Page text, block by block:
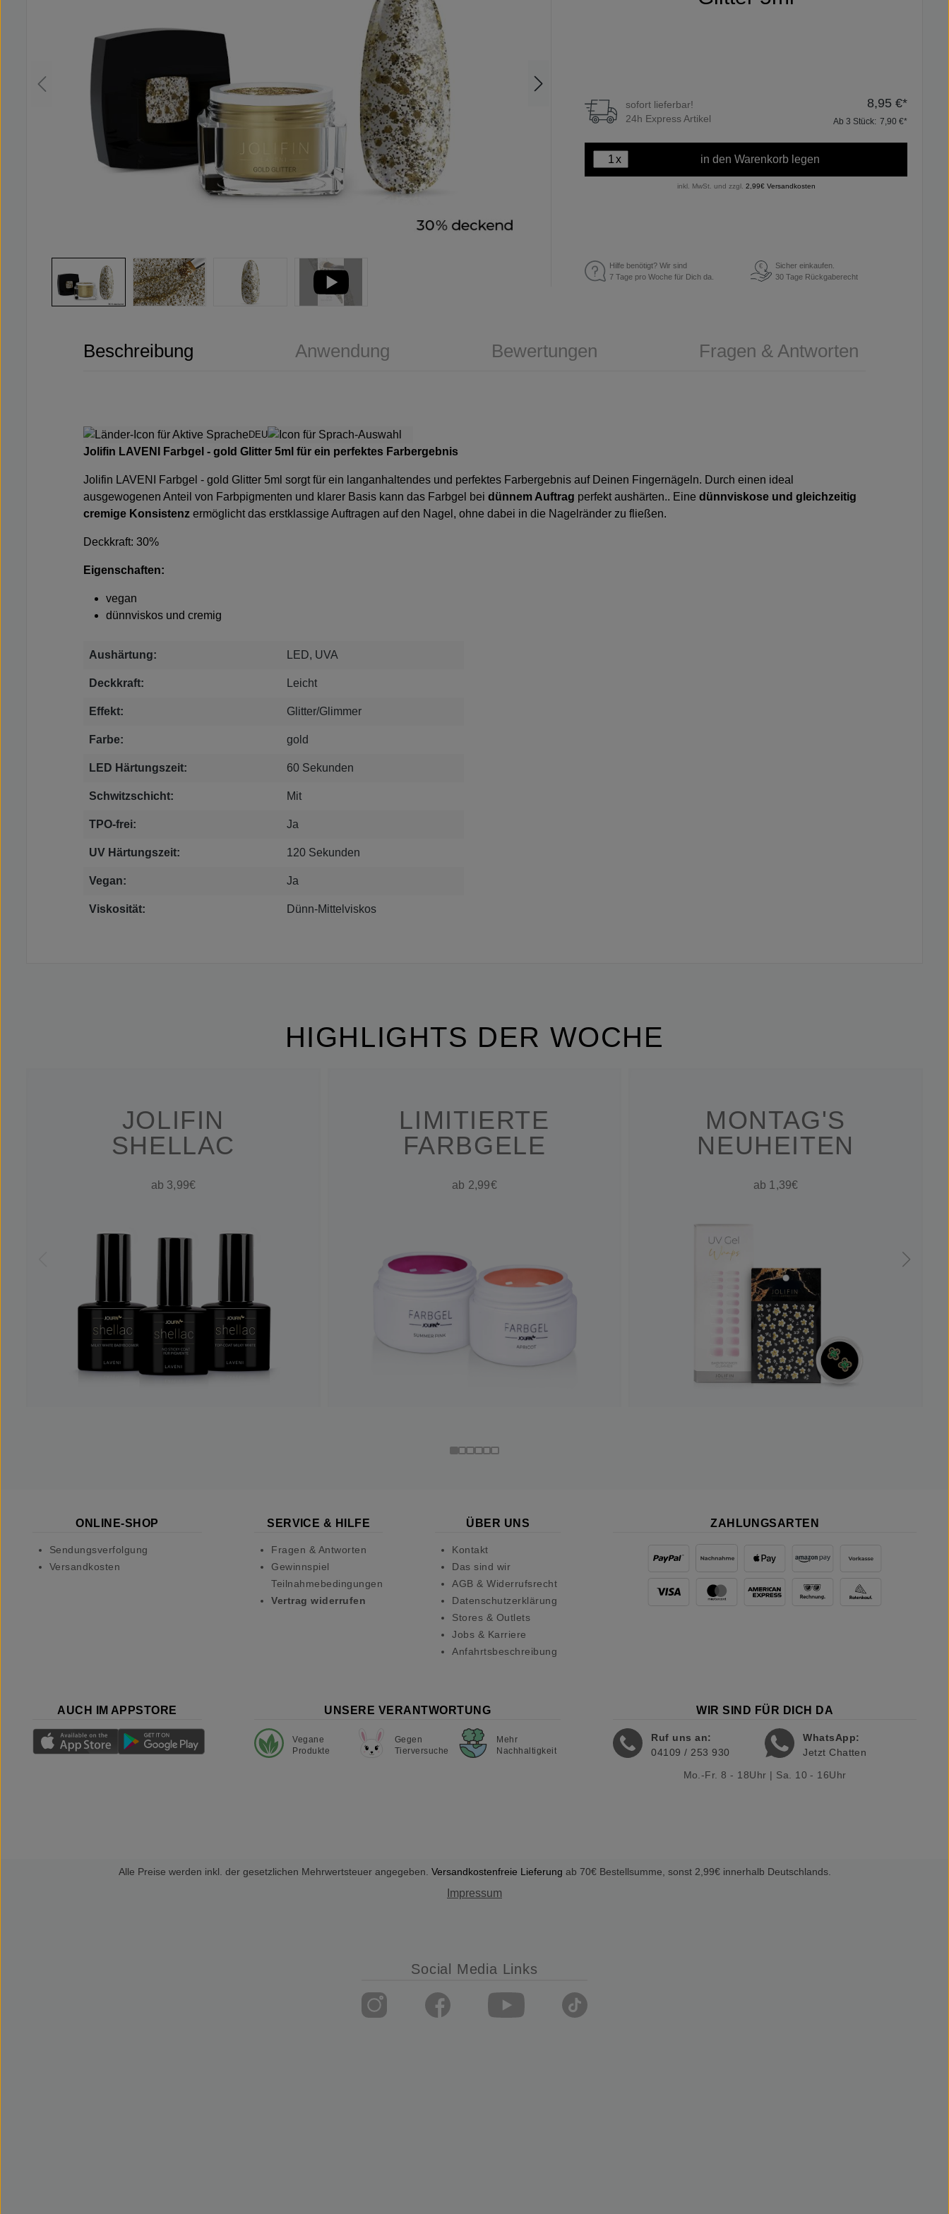
sofort lieferbar!
24h Express Artikel
8,95 €*
Ab 3 Stück: 7,90 €*
x in den Warenkorb legen
inkl. MwSt. und zzgl. 2,99€ Versandkosten
Hilfe benötigt? Wir sind
7 Tage pro Woche für Dich da.
€
Sicher einkaufen.
30 Tage Rückgaberecht
Beschreibung Anwendung Bewertungen Fragen & Antworten
DEU
Jolifin LAVENI Farbgel - gold Glitter 5ml für ein perfektes Farbergebnis
Jolifin LAVENI Farbgel - gold Glitter 5ml sorgt für ein langanhaltendes und perfektes Farbergebnis auf Deinen Fingernägeln. Durch einen ideal
ausgewogenen Anteil von Farbpigmenten und klarer Basis kann das Farbgel bei dünnem Auftrag perfekt aushärten.. Eine dünnviskose und gleichzeitig
cremige Konsistenz ermöglicht das erstklassige Auftragen auf den Nagel, ohne dabei in die Nagelränder zu fließen.
Deckkraft: 30%
Eigenschaften:
vegan
dünnviskos und cremig
Aushärtung: LED, UVA
Deckkraft: Leicht
Effekt: Glitter/Glimmer
Farbe: gold
LED Härtungszeit: 60 Sekunden
Schwitzschicht: Mit
TPO-frei: Ja
UV Härtungszeit: 120 Sekunden
Vegan: Ja
Viskosität: Dünn-Mittelviskos
HIGHLIGHTS DER WOCHE
JOLIFIN
SHELLAC
ab 3,99€
LIMITIERTE
FARBGELE
ab 2,99€
MONTAG'S
NEUHEITEN
ab 1,39€
ONLINE-SHOP
Sendungsverfolgung
Versandkosten
SERVICE & HILFE
Fragen & Antworten
Gewinnspiel
Teilnahmebedingungen
Vertrag widerrufen
ÜBER UNS
Kontakt
Das sind wir
AGB & Widerrufsrecht
Datenschutzerklärung
Stores & Outlets
Jobs & Karriere
Anfahrtsbeschreibung
ZAHLUNGSARTEN
AUCH IM APPSTORE UNSERE VERANTWORTUNG
Vegane
Produkte
Gegen
Tierversuche
Mehr
Nachhaltigkeit
WIR SIND FÜR DICH DA
Ruf uns an:
04109 / 253 930
WhatsApp:
Jetzt Chatten
Mo.-Fr. 8 - 18Uhr | Sa. 10 - 16Uhr
Alle Preise werden inkl. der gesetzlichen Mehrwertsteuer angegeben. Versandkostenfreie Lieferung ab 70€ Bestellsumme, sonst 2,99€ innerhalb Deutschlands.
Impressum
Social Media Links